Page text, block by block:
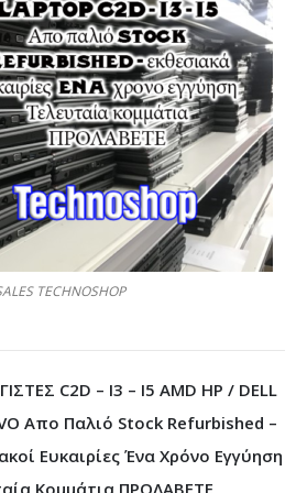
TECHNOSHOP
C2D – I3 – I5 AMD HP / DELL
Απο Παλιό Stock Refurbished –
Ευκαιρίες Ένα Χρόνο Εγγύηση
Κομμάτια ΠΡΟΛΑΒΕΤΕ